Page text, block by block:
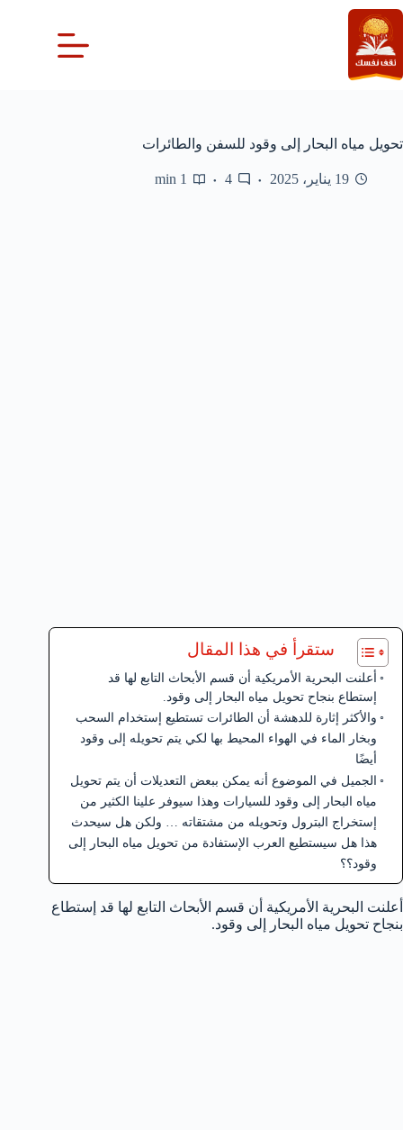
التجاوز
إلى
المحتوى
تحويل مياه البحار إلى وقود للسفن والطائرات
19 يناير، 2025 4
1 min
ستقرأ في هذا المقال
أعلنت البحرية الأمريكية أن قسم الأبحاث التابع لها قد
إستطاع بنجاح تحويل مياه البحار إلى وقود.
والأكثر إثارة للدهشة أن الطائرات تستطيع إستخدام السحب
وبخار الماء في الهواء المحيط بها لكي يتم تحويله إلى وقود
أيضًا
الجميل في الموضوع أنه يمكن ببعض التعديلات أن يتم تحويل
مياه البحار إلى وقود للسيارات وهذا سيوفر علينا الكثير من
إستخراج البترول وتحويله من مشتقاته … ولكن هل سيحدث
هذا هل سيستطيع العرب الإستفادة من تحويل مياه البحار إلى
وقود؟؟
أعلنت البحرية الأمريكية أن قسم الأبحاث التابع لها قد إستطاع
بنجاح تحويل مياه البحار إلى وقود.